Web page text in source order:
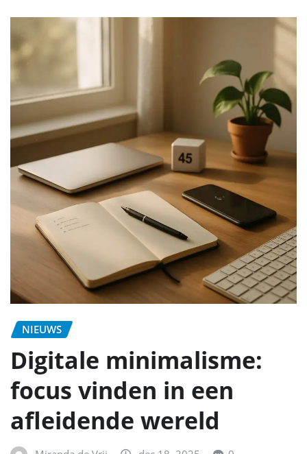
NIEUWS
Digitale minimalisme:
focus vinden in een
afleidende wereld